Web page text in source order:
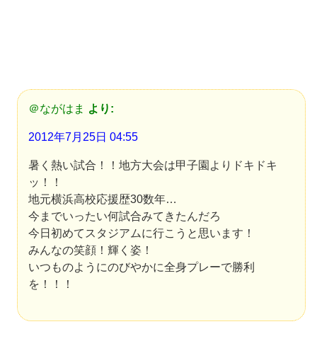
＠ながはま より:
2012年7月25日 04:55
暑く熱い試合！！地方大会は甲子園よりドキドキ
ッ！！
地元横浜高校応援歴30数年…
今までいったい何試合みてきたんだろ
今日初めてスタジアムに行こうと思います！
みんなの笑顔！輝く姿！
いつものようにのびやかに全身プレーで勝利
を！！！